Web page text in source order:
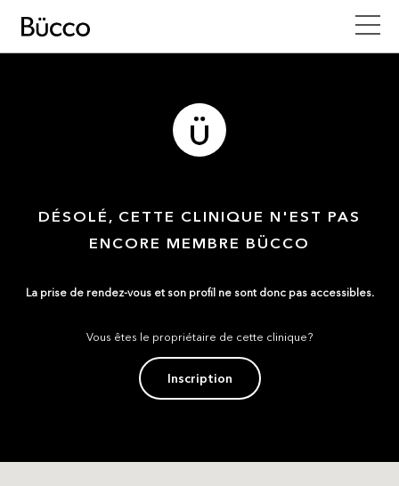
DÉSOLÉ, CETTE CLINIQUE N'EST PAS
ENCORE MEMBRE BÜCCO
La prise de rendez-vous et son profil ne sont donc pas accessibles.
Vous êtes le propriétaire de cette clinique?
Inscription